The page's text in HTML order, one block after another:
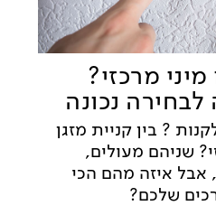
מיני מרכזי?
נכונה
? בין קניית מזגן
שניהם מעולים,
אבל איזה מהם הכי
שלכם?